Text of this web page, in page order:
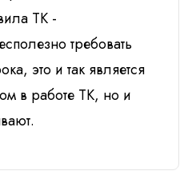
ТК -
требовать
это и так является
в работе ТК, но и